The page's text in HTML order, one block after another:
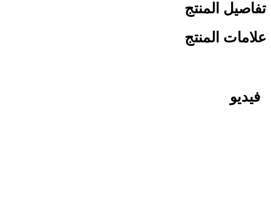
تفاصيل المنتج
علامات المنتج
فيديو